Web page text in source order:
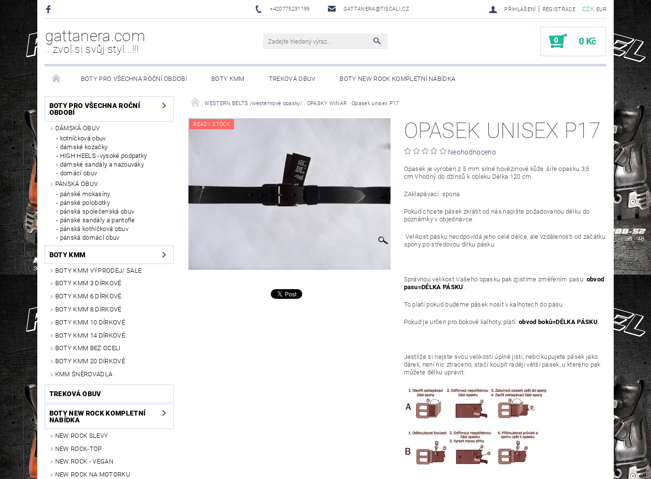
+420775231199 GATTANERA@TISCALI.CZ CZK EUR
PŘIHLÁŠENÍ | REGISTRACE
gattanera.com
...zvol si svůj styl...!!!
0 0 Kč
BOTY PRO VŠECHNA ROČNÍ OBDOBÍ BOTY KMM TREKOVÁ OBUV BOTY NEW ROCK KOMPLETNÍ NABÍDKA
NEW ROCK DOPLŇKY/NÁHRADNÍ DÍLY WESTERNOVÁ OBUV WESTERN BELTS /WESTERNOVÉ OPASKY/
PÉČE O OBUV
BOTY PRO VŠECHNA ROČNÍ
OBDOBÍ
DÁMSKÁ OBUV
kotníčková obuv
dámské kozačky
HIGH HEELS -vysoké podpatky
dámské sandály a nazouváky
domácí obuv
PÁNSKÁ OBUV
pánské mokasíny
pánské polobotky
pánská společenská obuv
pánské sandály a pantofle
pánská kotníčková obuv
pánská domácí obuv
BOTY KMM
BOTY KMM VÝPRODEJ/ SALE
BOTY KMM 3 DÍRKOVÉ
BOTY KMM 6 DÍRKOVÉ
BOTY KMM 8 DÍRKOVÉ
BOTY KMM 10 DÍRKOVÉ
BOTY KMM 14 DÍRKOVÉ
BOTY KMM BEZ OCELI
BOTY KMM 20 DÍRKOVÉ
KMM ŠNĚROVADLA
TREKOVÁ OBUV
BOTY NEW ROCK KOMPLETNÍ
NABÍDKA
NEW ROCK SLEVY
NEW ROCK-TOP
NEW ROCK - VEGAN
NEW ROCK NA MOTORKU
WESTERN BELTS /westernové opasky/ OPASKY WINAR Opasek unisex P17
READY STOCK OPASEK UNISEX P17
Neohodnoceno
Opasek je vyroben z 5 mm silné hovězinové kůže ,šíře opasku 3,5
cm.Vhodný do džínsů k obleku.Délka 120 cm.
ZAklapávací spona.
Pokud chcete pásek zkrátit od nás,napište požadovanou délku do
poznámky v objednávce.
Velikost pásku neodpovídá jeho celé délce, ale vzdálenosti od začátku
spony po středovou dírku pásku.
Správnou velikost Vašeho opasku pak zjistíme změřením pasu: obvod
pasu=DÉLKA PÁSKU .
To platí pokud budeme pásek nosit v kalhotech do pasu.
Pokud je určen pro bokové kalhoty, platí: obvod boků=DÉLKA PÁSKU.
Jestliže si nejste svou velikostí úplně jistí, nebo kupujete pásek jako
dárek, není nic ztraceno, stačí koupit raději větší pásek, u kterého pak
můžete délku upravit.